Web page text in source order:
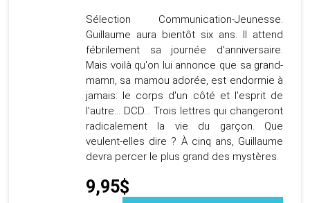
Sélection Communication-Jeunesse.
Guillaume aura bientôt six ans. Il attend
fébrilement sa journée d'anniversaire.
Mais voilà qu'on lui annonce que sa grand-
mamn, sa mamou adorée, est endormie à
jamais: le corps d'un côté et l'esprit de
l'autre... DCD... Trois lettres qui changeront
radicalement la vie du garçon. Que
veulent-elles dire ? À cinq ans, Guillaume
devra percer le plus grand des mystères.
9,95$